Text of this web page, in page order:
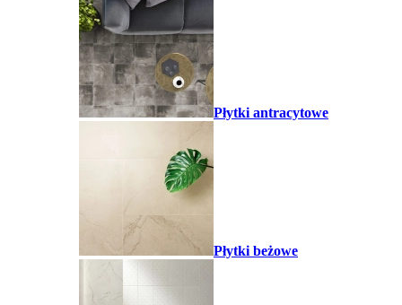
Płytki antracytowe
Płytki beżowe